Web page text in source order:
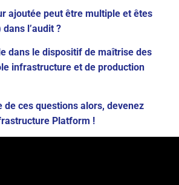
ajoutée peut être multiple et êtes
l’audit ?
dans le dispositif de maîtrise des
infrastructure et de production
de ces questions alors, devenez
Platform !